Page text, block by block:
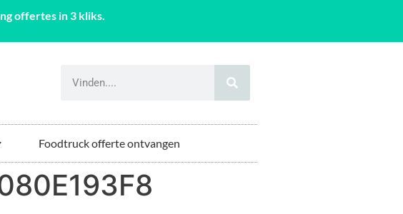
offertes in 3 kliks.
Foodtruck offerte ontvangen